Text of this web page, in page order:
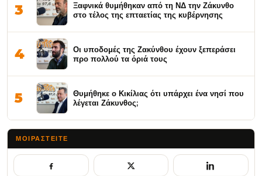
3
Ξαφνικά θυμήθηκαν από τη ΝΔ την Ζάκυνθο
στο τέλος της επταετίας της κυβέρνησης
4
Οι υποδομές της Ζακύνθου έχουν ξεπεράσει
προ πολλού τα όριά τους
5
Θυμήθηκε ο Κικίλιας ότι υπάρχει ένα νησί που
λέγεται Ζάκυνθος;
ΜΟΙΡΑΣΤΕΊΤΕ